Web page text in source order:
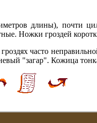
длины), почти
Ножки гроздей
часто
"загар". Кожица